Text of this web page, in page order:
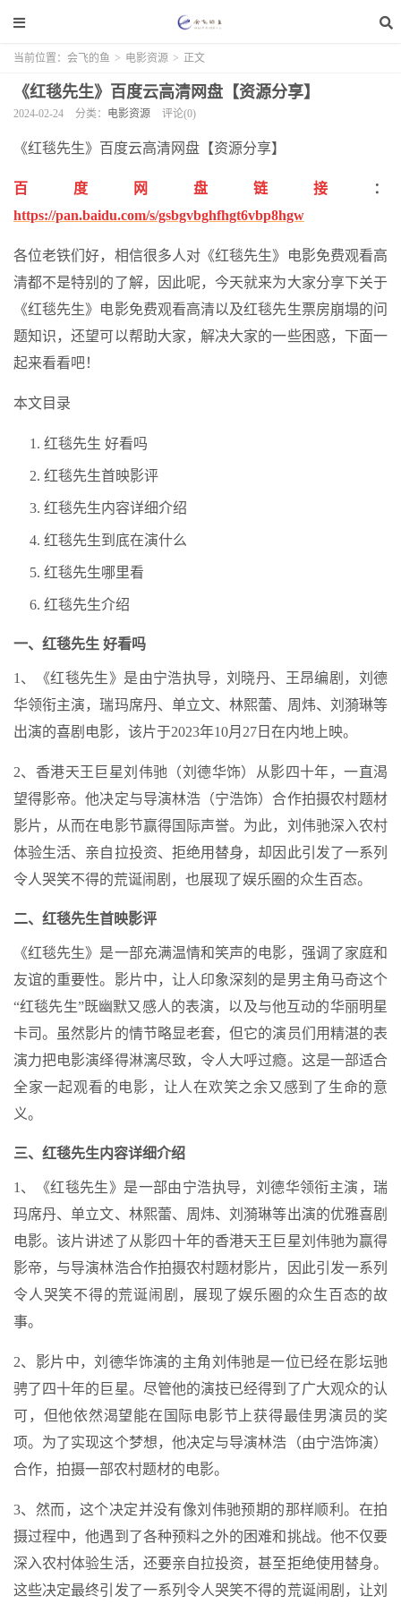
当前位置： 会飞的鱼 > 电影资源 > 正文
《红毯先生》百度云高清网盘【资源分享】
2024-02-24 分类： 电影资源 评论(0)
《红毯先生》百度云高清网盘【资源分享】
百度网盘链接
：
https://pan.baidu.com/s/gsbgvbghfhgt6vbp8hgw
各位老铁们好，相信很多人对《红毯先生》电影免费观看高
清都不是特别的了解，因此呢，今天就来为大家分享下关于
《红毯先生》电影免费观看高清以及红毯先生票房崩塌的问
题知识，还望可以帮助大家，解决大家的一些困惑，下面一
起来看看吧！
本文目录
红毯先生 好看吗
红毯先生首映影评
红毯先生内容详细介绍
红毯先生到底在演什么
红毯先生哪里看
红毯先生介绍
一、红毯先生 好看吗
1、《红毯先生》是由宁浩执导，刘晓丹、王昂编剧，刘德
华领衔主演，瑞玛席丹、单立文、林熙蕾、周炜、刘漪琳等
出演的喜剧电影，该片于2023年10月27日在内地上映。
2、香港天王巨星刘伟驰（刘德华饰）从影四十年，一直渴
望得影帝。他决定与导演林浩（宁浩饰）合作拍摄农村题材
影片，从而在电影节赢得国际声誉。为此，刘伟驰深入农村
体验生活、亲自拉投资、拒绝用替身，却因此引发了一系列
令人哭笑不得的荒诞闹剧，也展现了娱乐圈的众生百态。
二、红毯先生首映影评
《红毯先生》是一部充满温情和笑声的电影，强调了家庭和
友谊的重要性。影片中，让人印象深刻的是男主角马奇这个
“红毯先生”既幽默又感人的表演，以及与他互动的华丽明星
卡司。虽然影片的情节略显老套，但它的演员们用精湛的表
演力把电影演绎得淋漓尽致，令人大呼过瘾。这是一部适合
全家一起观看的电影，让人在欢笑之余又感到了生命的意
义。
三、红毯先生内容详细介绍
1、《红毯先生》是一部由宁浩执导，刘德华领衔主演，瑞
玛席丹、单立文、林熙蕾、周炜、刘漪琳等出演的优雅喜剧
电影。该片讲述了从影四十年的香港天王巨星刘伟驰为赢得
影帝，与导演林浩合作拍摄农村题材影片，因此引发一系列
令人哭笑不得的荒诞闹剧，展现了娱乐圈的众生百态的故
事。
2、影片中，刘德华饰演的主角刘伟驰是一位已经在影坛驰
骋了四十年的巨星。尽管他的演技已经得到了广大观众的认
可，但他依然渴望能在国际电影节上获得最佳男演员的奖
项。为了实现这个梦想，他决定与导演林浩（由宁浩饰演）
合作，拍摄一部农村题材的电影。
3、然而，这个决定并没有像刘伟驰预期的那样顺利。在拍
摄过程中，他遇到了各种预料之外的困难和挑战。他不仅要
深入农村体验生活，还要亲自拉投资，甚至拒绝使用替身。
这些决定最终引发了一系列令人哭笑不得的荒诞闹剧，让刘